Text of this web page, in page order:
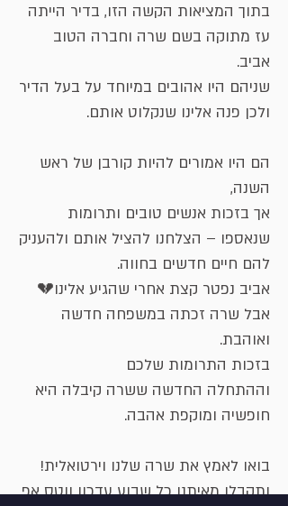
בתוך המציאות הקשה הזו, בדיר הייתה
עז מתוקה בשם שרה וחברה הטוב
אביב.
שניהם היו אהובים במיוחד על בעל הדיר
ולכן פנה אלינו שנקלוט אותם.
הם היו אמורים להיות קורבן של ראש
השנה,
אך בזכות אנשים טובים ותרומות
שנאספו – הצלחנו להציל אותם ולהעניק
להם חיים חדשים בחווה.
אביב נפטר קצת אחרי שהגיע אלינו💔
אבל שרה זכתה במשפחה חדשה
ואוהבת.
בזכות התרומות שלכם
וההתחלה החדשה ששרה קיבלה היא
חופשיה ומוקפת אהבה.
בואו לאמץ את שרה שלנו וירטואלית!
ותקבלו מאיתנו כל שבוע עדכון ווטס אפ